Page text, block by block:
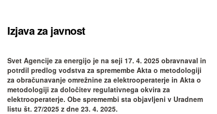
Izjava za javnost
Svet Agencije za energijo je na seji 17. 4. 2025 obravnaval in
potrdil predlog vodstva za spremembe Akta o metodologiji
za obračunavanje omrežnine za elektrooperaterje in Akta o
metodologiji za določitev regulativnega okvira za
elektrooperaterje. Obe spremembi sta objavljeni v Uradnem
listu št. 27/2025 z dne 23. 4. 2025.